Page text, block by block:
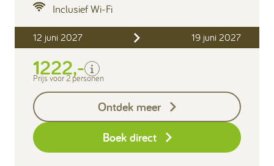
Inclusief Wi-Fi
12 juni 2027 19 juni 2027
1222,-
Inclusief
Verblijfskosten
Keukendoekenpakket
Eindschoonmaak
Prijs voor 2 personen
Ontdek meer
Boek direct